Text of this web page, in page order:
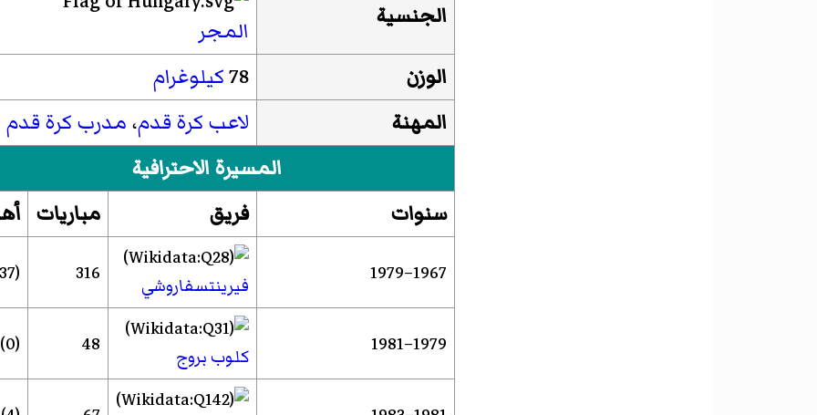
الجنسية
المجر
الوزن
78كيلوغرام
المهنة
لاعب كرة قدم، مدرب كرة قدم
المسيرة الاحترافية
سنوات
فريق مباريات
1967–1979 فيرينتسفاروشي 316
(37)
1979–1981 كلوب بروج 48
(0)